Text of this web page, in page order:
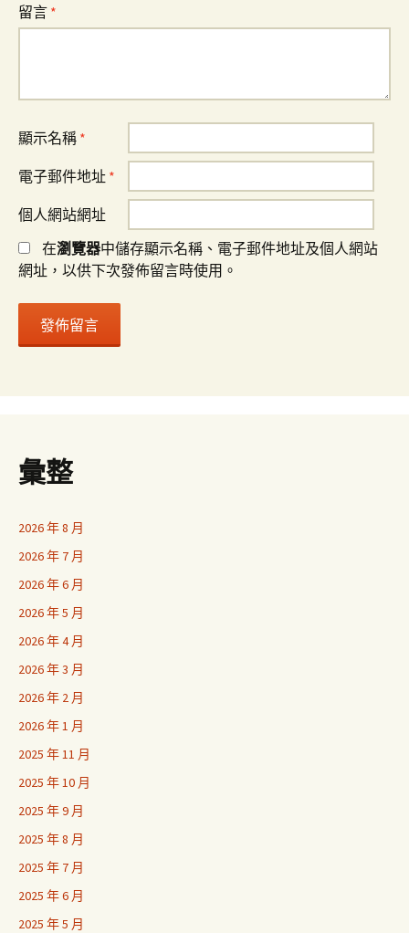
留言 *
顯示名稱 *
電子郵件地址 *
個人網站網址
在瀏覽器中儲存顯示名稱、電子郵件地址及個人網站
網址，以供下次發佈留言時使用。
彙整
2026 年 8 月
2026 年 7 月
2026 年 6 月
2026 年 5 月
2026 年 4 月
2026 年 3 月
2026 年 2 月
2026 年 1 月
2025 年 11 月
2025 年 10 月
2025 年 9 月
2025 年 8 月
2025 年 7 月
2025 年 6 月
2025 年 5 月